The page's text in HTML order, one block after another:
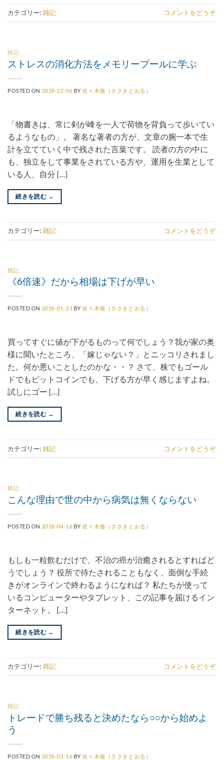
カテゴリー:雑記 コメントをどうぞ
雑記
ストレスの消化方法をメモリープールに学ぶ
POSTED ON 2018-12-06 BY佐々木徹（ささきとおる）
「物書きは、常に剣が峰を一人で荷物を背負って歩いてい
るようなもの」。 著名な著者の方が、文章の腕一本で生
計を立てていく中で残された言葉です。 読者の方の中に
も、独立をして事業をされている方や、運用を生業として
いる人、自分 […]
続きを読む →
カテゴリー:雑記 コメントをどうぞ
雑記
《6倍速》だから相場は下げが早い
POSTED ON 2018-05-23 BY佐々木徹（ささきとおる）
買ってすぐに値が下がるものって何でしょう？我が家の奥
様に聞いたところ、「嫁じゃない？」とニッコリされまし
た。何か悪いことしたのかな・・？ さて、株でもゴール
ドでもビットコインでも、下げる方が早く感じますよね。
試しにゴー […]
続きを読む →
カテゴリー:雑記 コメントをどうぞ
雑記
こんな理由で世の中から病気は無くならない
POSTED ON 2018-04-16 BY佐々木徹（ささきとおる）
もしも一粒飲むだけで、不治の癌が治癒されるとすればど
うでしょう？ 役所で待たされることもなく、面倒な手続
きがオンラインで終わるようになれば？ 私たちが使って
いるコンピューターやタブレット、この記事を届けるイン
ターネット。 […]
続きを読む →
カテゴリー:雑記 コメントをどうぞ
雑記
トレードで勝ち残ると決めたなら○○から始めよ
う
POSTED ON 2018-03-16 BY佐々木徹（ささきとおる）